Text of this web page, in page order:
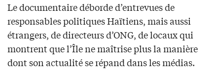
Le documentaire déborde d’entrevues de
responsables politiques Haïtiens, mais aussi
étrangers, de directeurs d’ONG, de locaux qui
montrent que l’Île ne maîtrise plus la manière
dont son actualité se répand dans les médias.